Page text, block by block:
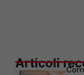
Articoli